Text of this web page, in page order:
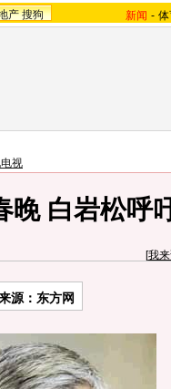
产 搜狗 新闻 -
视
晚 白岩松呼
[我
源：东方网